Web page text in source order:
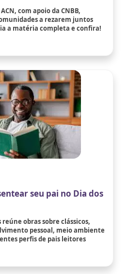
com apoio da CNBB,
a rezarem juntos
a matéria completa e confira!
seu pai no Dia dos
obras sobre clássicos,
pessoal, meio ambiente
perfis de pais leitores